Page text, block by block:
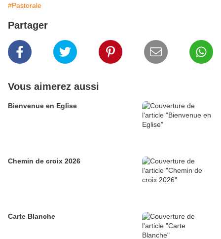
#Pastorale
Partager
Vous aimerez aussi
Bienvenue en Eglise
Chemin de croix 2026
Carte Blanche